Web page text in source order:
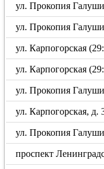
ул. Прокопия
ул. Прокопия
ул. Карпогорская
ул. Карпогорская
ул. Прокопия
ул. Карпогорская, д.
ул. Прокопия
проспект